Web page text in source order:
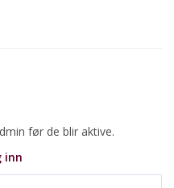
før de blir aktive.
inn